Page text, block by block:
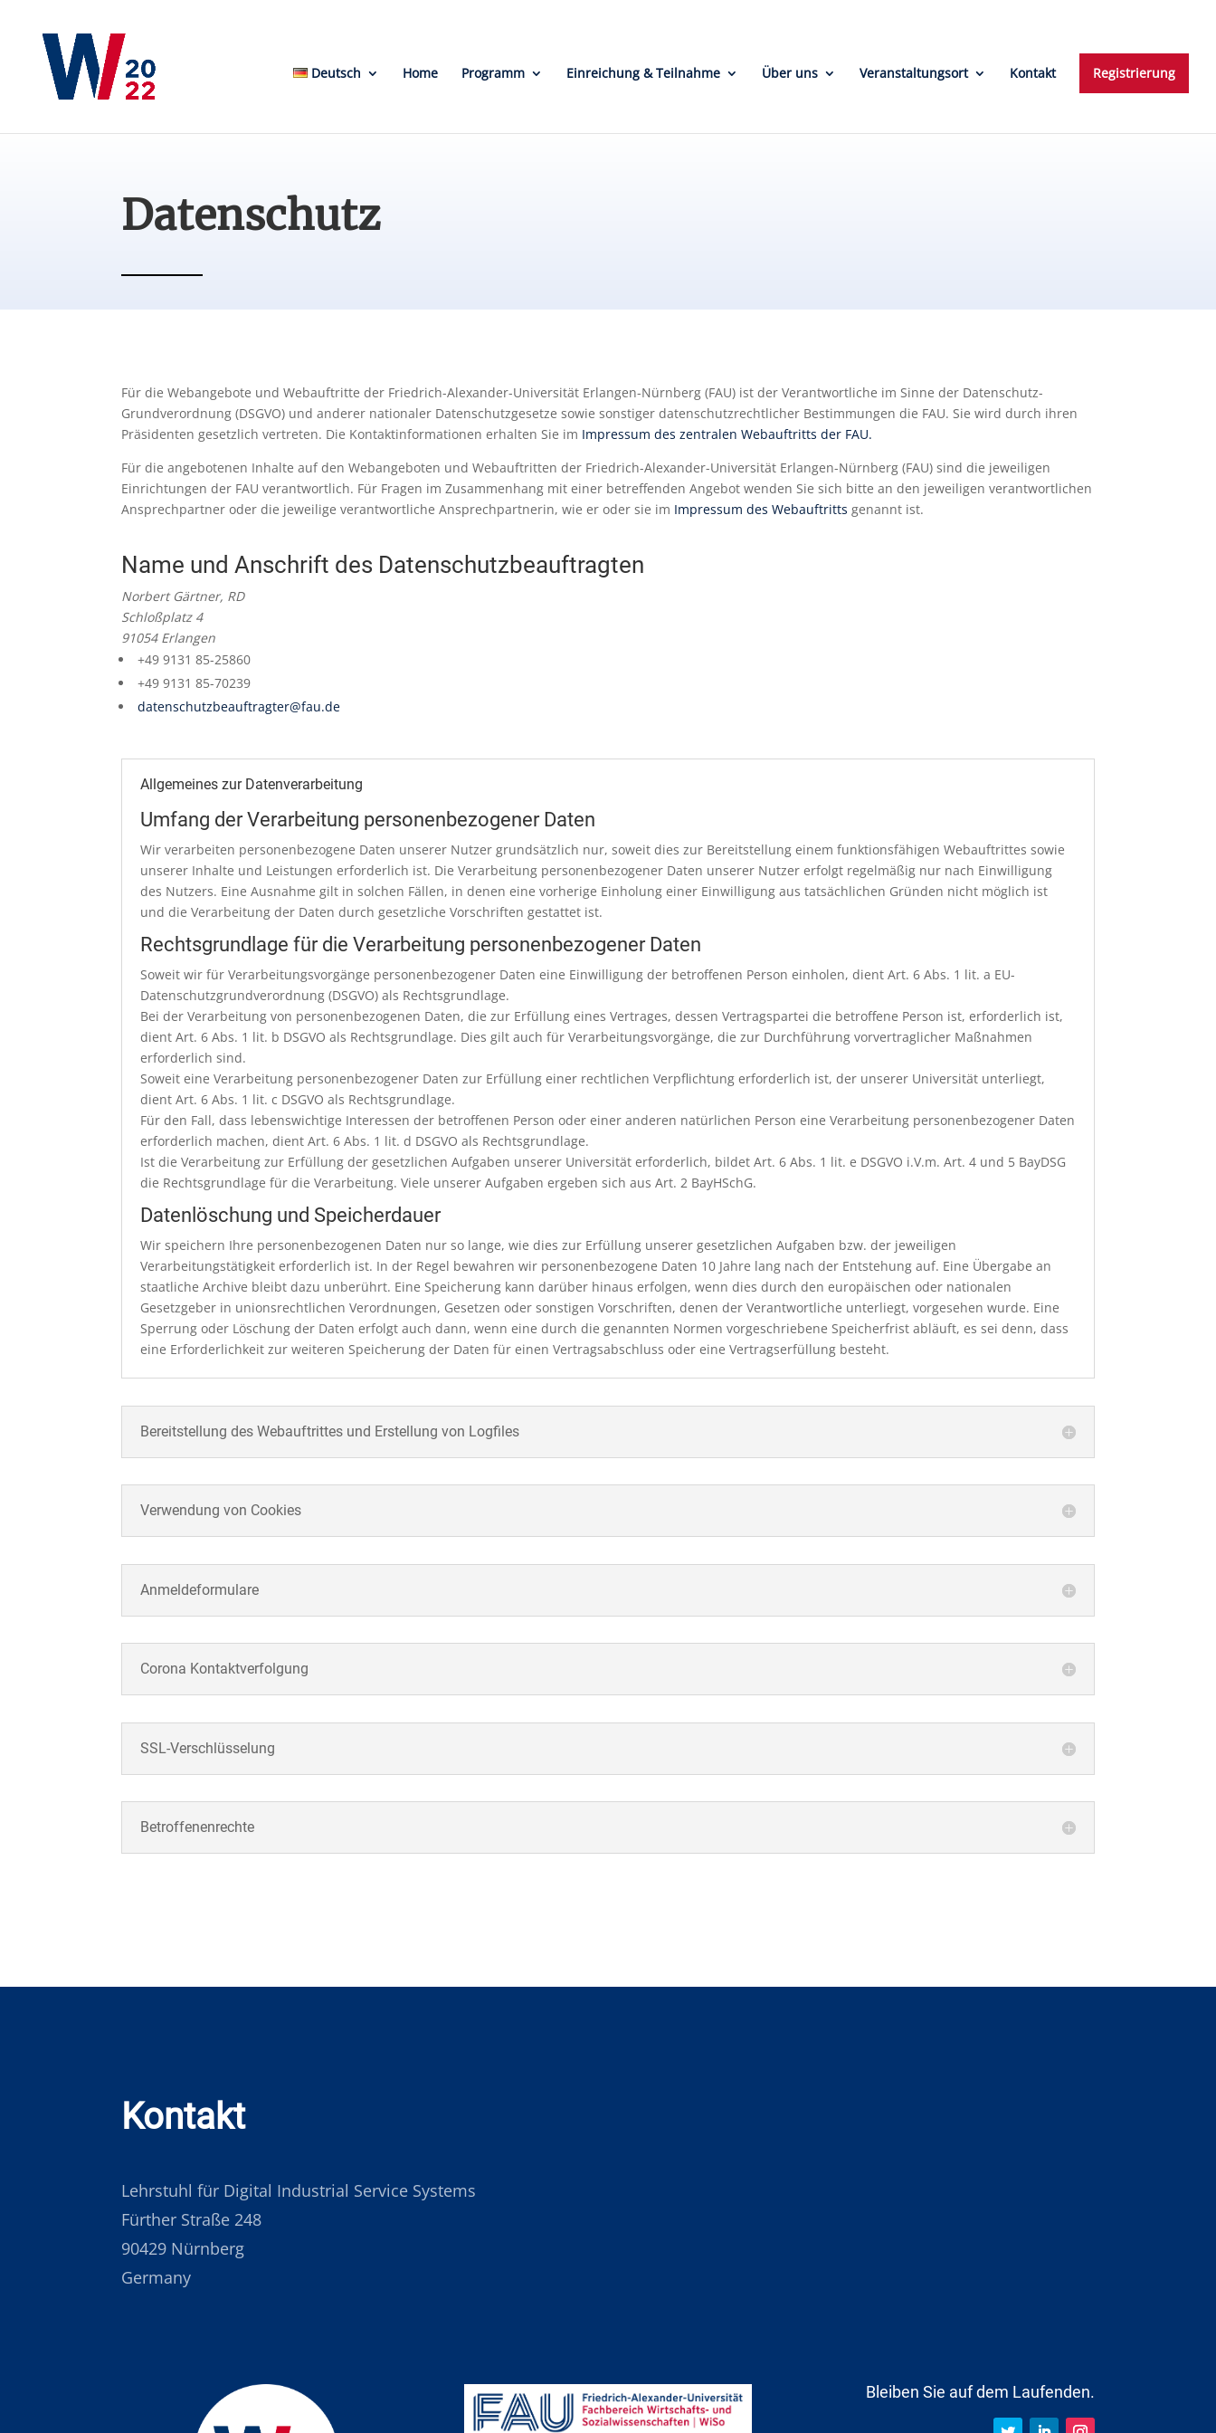
Deutsch Home Programm Einreichung & Teilnahme Über uns Veranstaltungsort Kontakt Registrierung
Datenschutz
Für die Webangebote und Webauftritte der Friedrich-Alexander-Universität Erlangen-Nürnberg (FAU) ist der Verantwortliche im Sinne der Datenschutz-
Grundverordnung (DSGVO) und anderer nationaler Datenschutzgesetze sowie sonstiger datenschutzrechtlicher Bestimmungen die FAU. Sie wird durch ihren
Präsidenten gesetzlich vertreten. Die Kontaktinformationen erhalten Sie im Impressum des zentralen Webauftritts der FAU.
Für die angebotenen Inhalte auf den Webangeboten und Webauftritten der Friedrich-Alexander-Universität Erlangen-Nürnberg (FAU) sind die jeweiligen
Einrichtungen der FAU verantwortlich. Für Fragen im Zusammenhang mit einer betreffenden Angebot wenden Sie sich bitte an den jeweiligen verantwortlichen
Ansprechpartner oder die jeweilige verantwortliche Ansprechpartnerin, wie er oder sie im Impressum des Webauftritts genannt ist.
Name und Anschrift des Datenschutzbeauftragten
Norbert Gärtner, RD
Schloßplatz 4
91054 Erlangen
Telefon:
+49 9131 85-25860
Fax:
+49 9131 85-70239
E-
datenschutzbeauftragter@fau.de
Allgemeines zur Datenverarbeitung
Umfang der Verarbeitung personenbezogener Daten
Wir verarbeiten personenbezogene Daten unserer Nutzer grundsätzlich nur, soweit dies zur Bereitstellung einem funktionsfähigen Webauftrittes sowie
unserer Inhalte und Leistungen erforderlich ist. Die Verarbeitung personenbezogener Daten unserer Nutzer erfolgt regelmäßig nur nach Einwilligung
des Nutzers. Eine Ausnahme gilt in solchen Fällen, in denen eine vorherige Einholung einer Einwilligung aus tatsächlichen Gründen nicht möglich ist
und die Verarbeitung der Daten durch gesetzliche Vorschriften gestattet ist.
Rechtsgrundlage für die Verarbeitung personenbezogener Daten
Soweit wir für Verarbeitungsvorgänge personenbezogener Daten eine Einwilligung der betroffenen Person einholen, dient Art. 6 Abs. 1 lit. a EU-
Datenschutzgrundverordnung (DSGVO) als Rechtsgrundlage.
Bei der Verarbeitung von personenbezogenen Daten, die zur Erfüllung eines Vertrages, dessen Vertragspartei die betroffene Person ist, erforderlich ist,
dient Art. 6 Abs. 1 lit. b DSGVO als Rechtsgrundlage. Dies gilt auch für Verarbeitungsvorgänge, die zur Durchführung vorvertraglicher Maßnahmen
erforderlich sind.
Soweit eine Verarbeitung personenbezogener Daten zur Erfüllung einer rechtlichen Verpflichtung erforderlich ist, der unserer Universität unterliegt,
dient Art. 6 Abs. 1 lit. c DSGVO als Rechtsgrundlage.
Für den Fall, dass lebenswichtige Interessen der betroffenen Person oder einer anderen natürlichen Person eine Verarbeitung personenbezogener Daten
erforderlich machen, dient Art. 6 Abs. 1 lit. d DSGVO als Rechtsgrundlage.
Ist die Verarbeitung zur Erfüllung der gesetzlichen Aufgaben unserer Universität erforderlich, bildet Art. 6 Abs. 1 lit. e DSGVO i.V.m. Art. 4 und 5 BayDSG
die Rechtsgrundlage für die Verarbeitung. Viele unserer Aufgaben ergeben sich aus Art. 2 BayHSchG.
Datenlöschung und Speicherdauer
Wir speichern Ihre personenbezogenen Daten nur so lange, wie dies zur Erfüllung unserer gesetzlichen Aufgaben bzw. der jeweiligen
Verarbeitungstätigkeit erforderlich ist. In der Regel bewahren wir personenbezogene Daten 10 Jahre lang nach der Entstehung auf. Eine Übergabe an
staatliche Archive bleibt dazu unberührt. Eine Speicherung kann darüber hinaus erfolgen, wenn dies durch den europäischen oder nationalen
Gesetzgeber in unionsrechtlichen Verordnungen, Gesetzen oder sonstigen Vorschriften, denen der Verantwortliche unterliegt, vorgesehen wurde. Eine
Sperrung oder Löschung der Daten erfolgt auch dann, wenn eine durch die genannten Normen vorgeschriebene Speicherfrist abläuft, es sei denn, dass
eine Erforderlichkeit zur weiteren Speicherung der Daten für einen Vertragsabschluss oder eine Vertragserfüllung besteht.
Bereitstellung des Webauftrittes und Erstellung von Logfiles
Verwendung von Cookies
Anmeldeformulare
Corona Kontaktverfolgung
SSL-Verschlüsselung
Betroffenenrechte
Kontakt
Lehrstuhl für Digital Industrial Service Systems
Fürther Straße 248
90429 Nürnberg
Germany
Bleiben Sie auf dem Laufenden.